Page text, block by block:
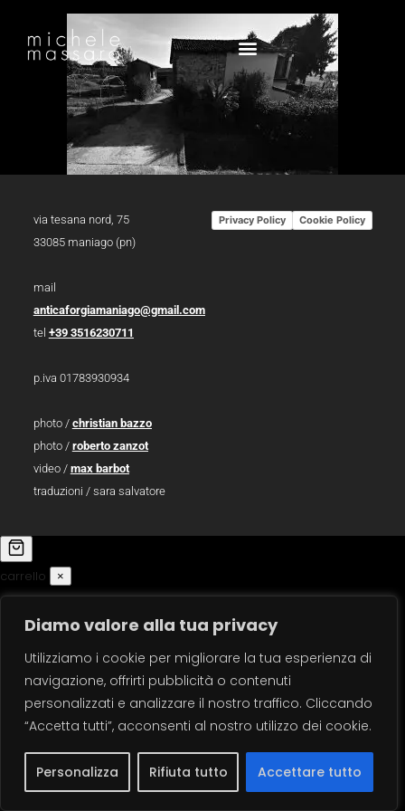
Diamo valore alla tua privacy
Utilizziamo i cookie per migliorare la tua esperienza di
navigazione, offrirti pubblicità o contenuti
personalizzati e analizzare il nostro traffico. Cliccando
“Accetta tutti”, acconsenti al nostro utilizzo dei cookie.
Personalizza Rifiuta tutto Accettare tutto
via tesana nord, 75
33085 maniago (pn)
mail
anticaforgiamaniago@gmail.com
tel +39 3516230711
p.iva 01783930934
photo / christian bazzo
photo / roberto zanzot
video / max barbot
traduzioni / sara salvatore
Privacy Policy Cookie Policy
carrello ×